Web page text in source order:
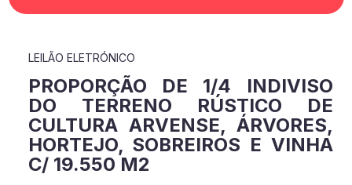
LEILÃO ELETRÓNICO
PROPORÇÃO DE 1/4 INDIVISO
DO TERRENO RÚSTICO DE
CULTURA ARVENSE, ÁRVORES,
HORTEJO, SOBREIROS E VINHA
C/ 19.550 M2